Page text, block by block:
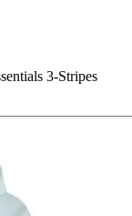
3-Stripes